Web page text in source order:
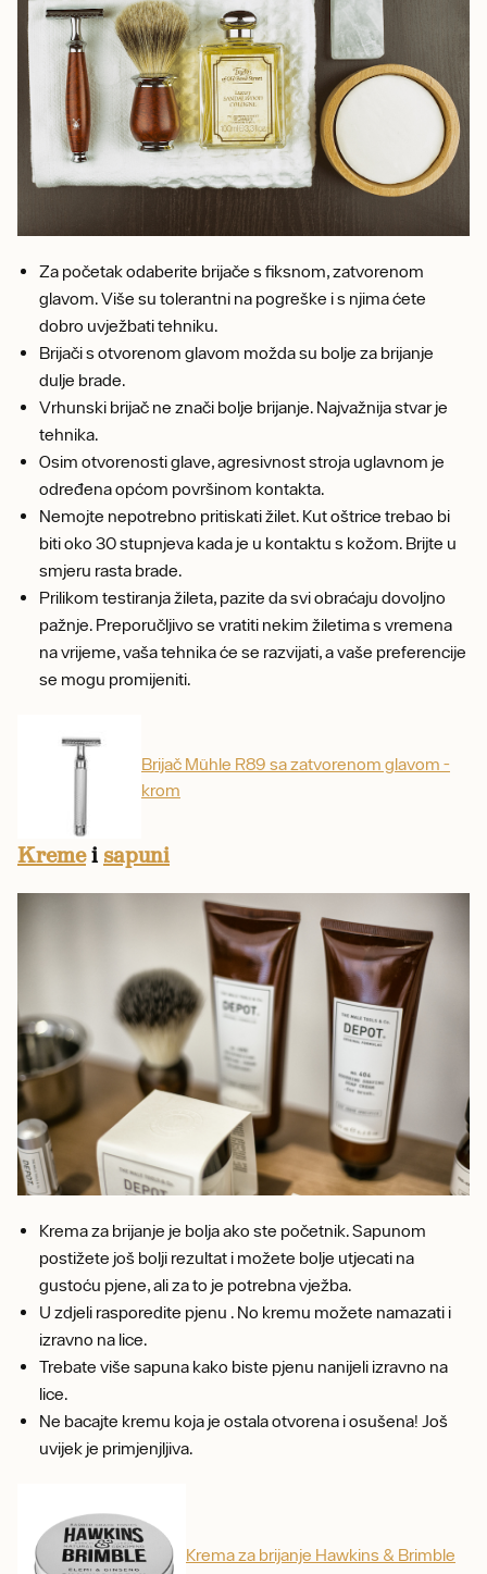
Za početak odaberite brijače s fiksnom, zatvorenom
glavom. Više su tolerantni na pogreške i s njima ćete
dobro uvježbati tehniku.
Brijači s otvorenom glavom možda su bolje za brijanje
dulje brade.
Vrhunski brijač ne znači bolje brijanje. Najvažnija stvar je
tehnika.
Osim otvorenosti glave, agresivnost stroja uglavnom je
određena općom površinom kontakta.
Nemojte nepotrebno pritiskati žilet. Kut oštrice trebao bi
biti oko 30 stupnjeva kada je u kontaktu s kožom. Brijte u
smjeru rasta brade.
Prilikom testiranja žileta, pazite da svi obraćaju dovoljno
pažnje. Preporučljivo se vratiti nekim žiletima s vremena
na vrijeme, vaša tehnika će se razvijati, a vaše preferencije
se mogu promijeniti.
Brijač Mühle R89 sa zatvorenom glavom -
krom
Kremei sapuni
Krema za brijanje je bolja ako ste početnik. Sapunom
postižete još bolji rezultat i možete bolje utjecati na
gustoću pjene, ali za to je potrebna vježba.
U zdjeli rasporedite pjenu . No kremu možete namazati i
izravno na lice.
Trebate više sapuna kako biste pjenu nanijeli izravno na
lice.
Ne bacajte kremu koja je ostala otvorena i osušena! Još
uvijek je primjenjljiva.
Krema za brijanje Hawkins & Brimble